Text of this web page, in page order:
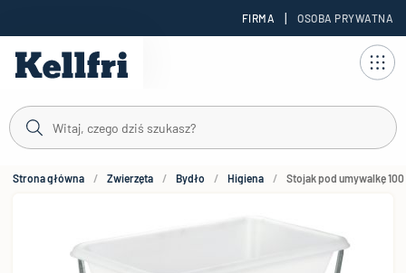
FIRMA | OSOBA PRYWATNA
Strona główna Zwierzęta Bydło Higiena Stojak pod umywalkę 100